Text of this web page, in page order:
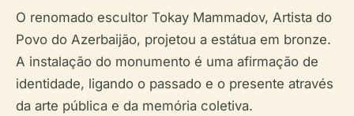
O renomado escultor Tokay Mammadov, Artista do
Povo do Azerbaijão, projetou a estátua em bronze.
A instalação do monumento é uma afirmação de
identidade, ligando o passado e o presente através
da arte pública e da memória coletiva.